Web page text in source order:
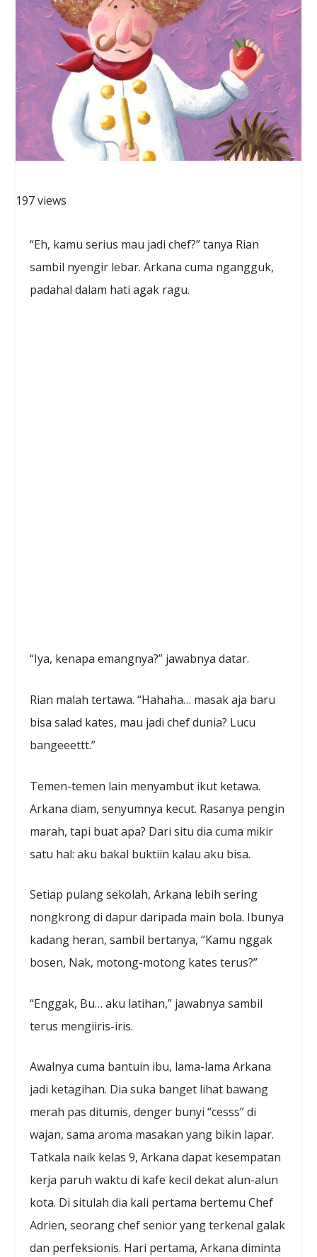
197 views
“Eh, kamu serius mau jadi chef?” tanya Rian
sambil nyengir lebar. Arkana cuma ngangguk,
padahal dalam hati agak ragu.
“Iya, kenapa emangnya?” jawabnya datar.
Rian malah tertawa. “Hahaha… masak aja baru
bisa salad kates, mau jadi chef dunia? Lucu
bangeeettt.”
Temen-temen lain menyambut ikut ketawa.
Arkana diam, senyumnya kecut. Rasanya pengin
marah, tapi buat apa? Dari situ dia cuma mikir
satu hal: aku bakal buktiin kalau aku bisa.
Setiap pulang sekolah, Arkana lebih sering
nongkrong di dapur daripada main bola. Ibunya
kadang heran, sambil bertanya, “Kamu nggak
bosen, Nak, motong-motong kates terus?”
“Enggak, Bu… aku latihan,” jawabnya sambil
terus mengiiris-iris.
Awalnya cuma bantuin ibu, lama-lama Arkana
jadi ketagihan. Dia suka banget lihat bawang
merah pas ditumis, denger bunyi “cesss” di
wajan, sama aroma masakan yang bikin lapar.
Tatkala naik kelas 9, Arkana dapat kesempatan
kerja paruh waktu di kafe kecil dekat alun-alun
kota. Di situlah dia kali pertama bertemu Chef
Adrien, seorang chef senior yang terkenal galak
dan perfeksionis. Hari pertama, Arkana diminta